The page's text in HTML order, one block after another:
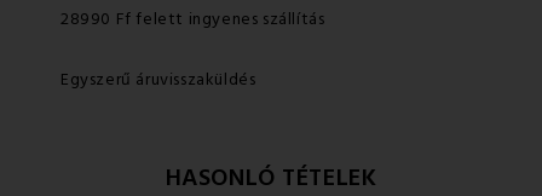
28990 Ff felett ingyenes szállítás
Egyszerű áruvisszaküldés
HASONLÓ TÉTELEK